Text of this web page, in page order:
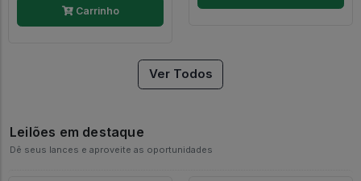
Carrinho
Ver Todos
Leilões em destaque
Dê seus lances e aproveite as oportunidades